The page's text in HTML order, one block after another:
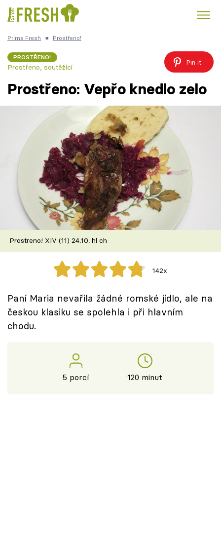
Česká kuchyně
Témata
Recepty
Články
TV Program
Škola vaření
Recepty z TV
Speciál: Cuketa
Těhotnej kuchař
Sledujte prima+
Prima Fresh ■ Prostřeno!
PROSTŘENO!
Prostřeno, soutěžící
Pin it
Prostřeno: Vepřo knedlo zelo
Prostreno! XIV (11) 24.10. hl ch
142x
Paní Maria nevařila žádné romské jídlo, ale na
českou klasiku se spolehla i při hlavním
chodu.
5 porcí 120 minut